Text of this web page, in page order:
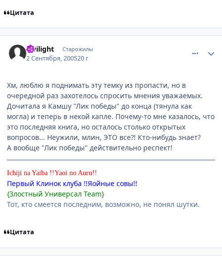
Цитата
Twilight Старожилы
2 Сентября, 200520 г
Хм, люблю я поднимать эту темку из пропасти, но в
очередной раз захотелось спросить мнения уважаемых.
Дочитала я Камшу "Лик победы" до конца (тянула как
могла) и теперь в некой капле. Почему-то мне казалось, что
это последняя книга, но осталось столько открытых
вопросов... Неужили, млин, ЭТО все?! Кто-нибудь знает?
А вообще "Лик победы" действительно респект!
Ichiji na Yaiba !!Yaoi no Auru!!
Первый Клинок клуба !!Яойные совы!!
{Злостный Универсал Team}
Тот, кто смеется последним, возможно, не понял шутки.
Цитата